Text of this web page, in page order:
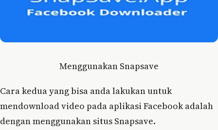
Menggunakan Snapsave
Cara kedua yang bisa anda lakukan untuk
mendownload video pada aplikasi Facebook adalah
dengan menggunakan situs Snapsave.